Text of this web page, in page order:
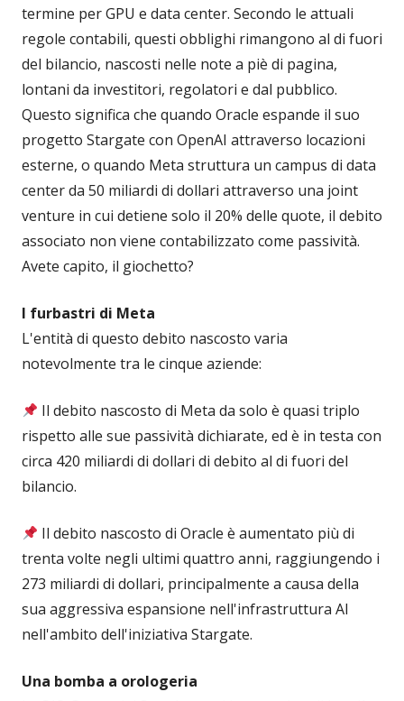
termine per GPU e data center. Secondo le attuali
regole contabili, questi obblighi rimangono al di fuori
del bilancio, nascosti nelle note a piè di pagina,
lontani da investitori, regolatori e dal pubblico.
Questo significa che quando Oracle espande il suo
progetto Stargate con OpenAI attraverso locazioni
esterne, o quando Meta struttura un campus di data
center da 50 miliardi di dollari attraverso una joint
venture in cui detiene solo il 20% delle quote, il debito
associato non viene contabilizzato come passività.
Avete capito, il giochetto?
I furbastri di Meta
L'entità di questo debito nascosto varia
notevolmente tra le cinque aziende:
Il debito nascosto di Meta da solo è quasi triplo
rispetto alle sue passività dichiarate, ed è in testa con
circa 420 miliardi di dollari di debito al di fuori del
bilancio.
Il debito nascosto di Oracle è aumentato più di
trenta volte negli ultimi quattro anni, raggiungendo i
273 miliardi di dollari, principalmente a causa della
sua aggressiva espansione nell'infrastruttura AI
nell'ambito dell'iniziativa Stargate.
Una bomba a orologeria